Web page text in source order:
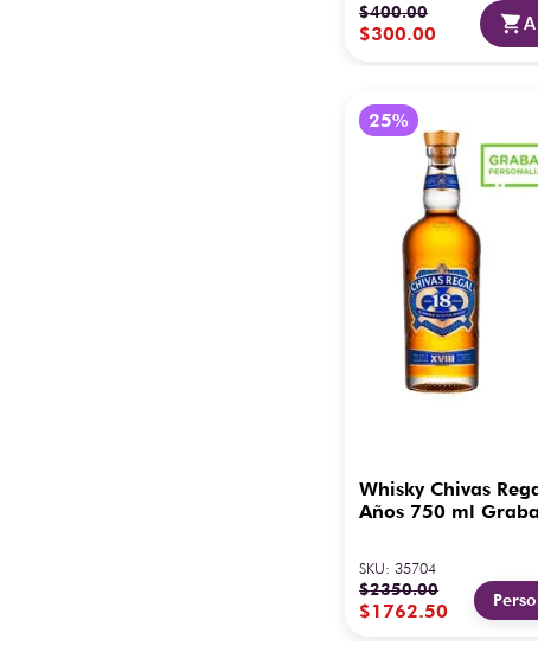
$400.00
$300.00
Whisky Chivas
Años 750 ml
SKU:35704
$2350.00
$1762.50